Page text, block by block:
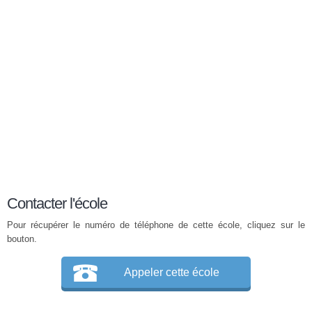
Contacter l'école
Pour récupérer le numéro de téléphone de cette école, cliquez sur le
bouton.
Appeler cette école